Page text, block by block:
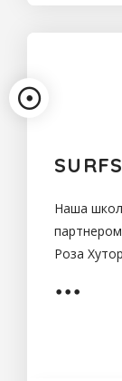
Наша
Роза Хутор